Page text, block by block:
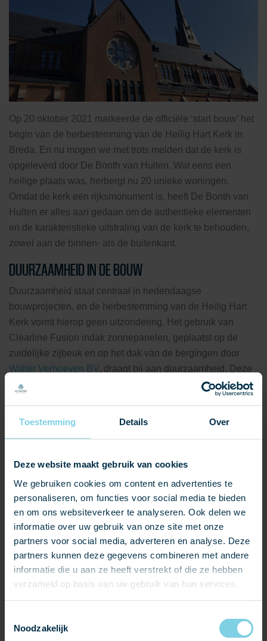
Toestemming Details Over
Deze website maakt gebruik van cookies
We gebruiken cookies om content en advertenties te
personaliseren, om functies voor social media te bieden
en om ons websiteverkeer te analyseren. Ook delen we
informatie over uw gebruik van onze site met onze
partners voor social media, adverteren en analyse. Deze
partners kunnen deze gegevens combineren met andere
informatie die u aan ze heeft verstrekt of die ze hebben
verzameld op basis van uw gebruik van hun services.
Noodzakelijk
Op 20 oktober 2021 markeerde de officiële ‘start bouw’ het
begin van de herbestemming van de Heilig Hart Kerk in
Breda. En nu mogen we met trots melden dat de kerk is
opgeleverd door De Bonth van Hulten. Wat eens een
heilige plaats was, herbergt nu 20 unieke woningen.
Omdat de kerk een rijksmonument is, heeft De Bonth van
Hulten er alles aan gedaan om de authentieke elementen
en de karakteristieke uitstraling van de kerk te behouden,
zowel aan de binnen- als de buitenkant.
DUURZAAMHEID IN DE BOUW
Duurzaamheid staat centraal in hedendaagse
bouwprojecten, en de herbestemming van de Heilig Hart
Kerk vormt hierop geen uitzondering. Het gebruik van
Clearline Fusion indak zonnepanelen, geplaatst op de
zuidelijke zijbeuk en op het dak van de bergingen door
Walter Verhoeven BV, draagt bij aan duurzaamheid. Deze
zonnepanelen wekken stroom op voor de woningen in de
kerk en dragen zo bij aan een groenere toekomst.
energieopwekking. Het gaat ook over producten die lang
meegaan. Natuurleien hebben een levensduur van 60 tot
120 jaar. En onze Cast PMR dakramen zijn gemaakt van
verzinkt en gepoedercoat staal, wat betekent dat ze ook
een zeer lange levensduur hebben.
Bent u geïnspireerd geraakt door dit prachtige
herbestemmingsproject en wilt u zelf aan de slag met het
behoud van een historisch pand? Elk project is maatwerk,
past bij uw eisen en wensen. Of het nu gaat om natuurleien
dakbedekking, authentieke dakramen, of andere